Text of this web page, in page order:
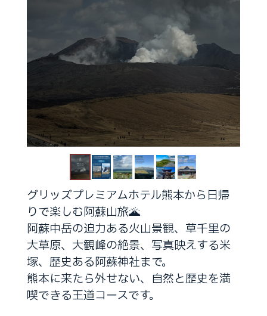
グリッズプレミアムホテル熊本から日帰
りで楽しむ阿蘇山旅🌋
阿蘇中岳の迫力ある火山景観、草千里の
大草原、大観峰の絶景、写真映えする米
塚、歴史ある阿蘇神社まで。
熊本に来たら外せない、自然と歴史を満
喫できる王道コースです。